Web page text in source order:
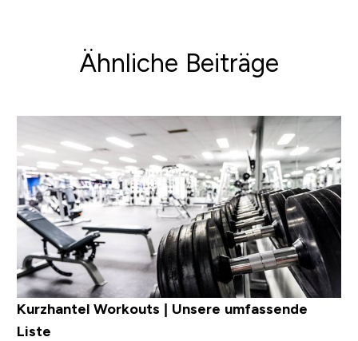
Ähnliche Beiträge
Kurzhantel Workouts | Unsere umfassende
Liste